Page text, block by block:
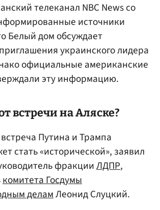
телеканал NBC News со
источники
Белый дом обсуждает
украинского лидера
официальные американские
эту информацию.
встречи на Аляске?
Путина и Трампа
стать «исторической», заявил
фракцииЛДПР,
комитета Госдумы
деламЛеонид Слуцкий.